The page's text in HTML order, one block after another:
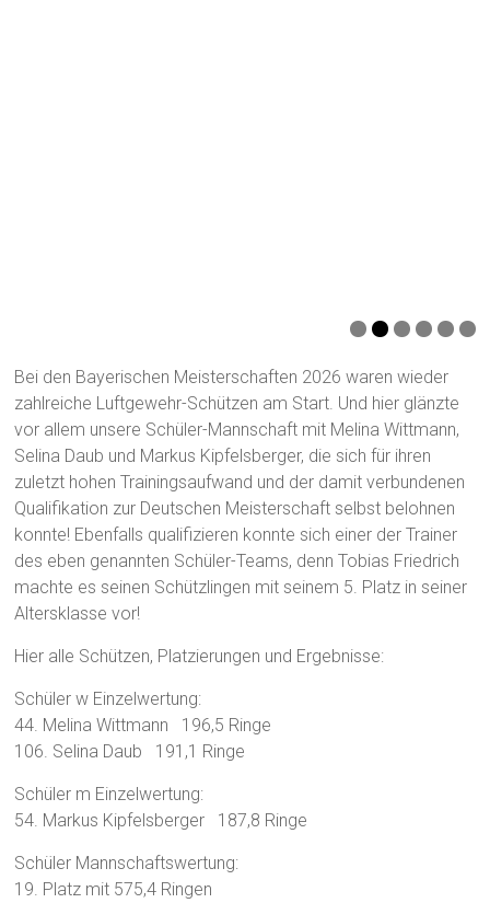
Bei den Bayerischen Meisterschaften 2026 waren wieder
zahlreiche Luftgewehr-Schützen am Start. Und hier glänzte
vor allem unsere Schüler-Mannschaft mit Melina Wittmann,
Selina Daub und Markus Kipfelsberger, die sich für ihren
zuletzt hohen Trainingsaufwand und der damit verbundenen
Qualifikation zur Deutschen Meisterschaft selbst belohnen
konnte! Ebenfalls qualifizieren konnte sich einer der Trainer
des eben genannten Schüler-Teams, denn Tobias Friedrich
machte es seinen Schützlingen mit seinem 5. Platz in seiner
Altersklasse vor!
Hier alle Schützen, Platzierungen und Ergebnisse:
Schüler w Einzelwertung:
44. Melina Wittmann 196,5 Ringe
106. Selina Daub 191,1 Ringe
Schüler m Einzelwertung:
54. Markus Kipfelsberger 187,8 Ringe
Schüler Mannschaftswertung:
19. Platz mit 575,4 Ringen